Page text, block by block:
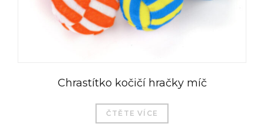
Chrastítko kočičí hračky míč
ČTĚTE VÍCEItaliano
Русский
Română
Magyar